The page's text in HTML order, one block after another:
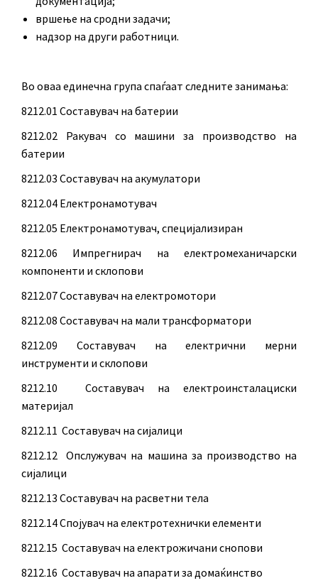
вршење на сродни задачи;
надзор на други работници.
Во оваа единечна група спаѓаат следните занимања:
8212.01 Составувач на батерии
8212.02 Ракувач со машини за производство на
батерии
8212.03 Составувач на акумулатори
8212.04 Електронамотувач
8212.05 Електронамотувач, специјализиран
8212.06 Импрегнирач на електромеханичарски
компоненти и склопови
8212.07 Составувач на електромотори
8212.08 Составувач на мали трансформатори
8212.09 Составувач на електрични мерни
инструменти и склопови
8212.10 Составувач на електроинсталациски
материјал
8212.11 Составувач на сијалици
8212.12 Опслужувач на машина за производство на
сијалици
8212.13 Составувач на расветни тела
8212.14 Спојувач на електротехнички елементи
8212.15 Составувач на електрожичани снопови
8212.16 Составувач на апарати за домаќинство